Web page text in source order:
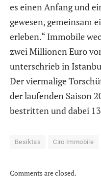
es einen Anfang und
gewesen, gemeinsam
erleben.“ Immobile
zwei Millionen Euro
unterschrieb in
Der viermalige
der laufenden Saison
bestritten und dabei
Besiktas Ciro Immobile
Comments are closed.